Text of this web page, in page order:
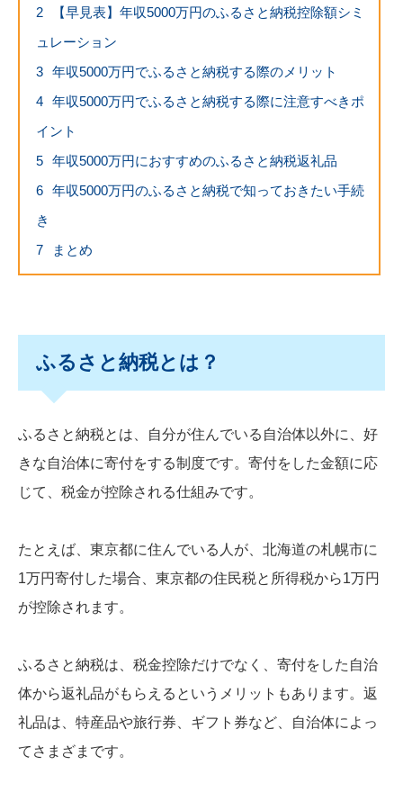
2
【早見表】年収5000万円のふるさと納税控除額シミ
ュレーション
3
年収5000万円でふるさと納税する際のメリット
4
年収5000万円でふるさと納税する際に注意すべきポ
イント
5
年収5000万円におすすめのふるさと納税返礼品
6
年収5000万円のふるさと納税で知っておきたい手続
き
7
まとめ
ふるさと納税とは？
ふるさと納税とは、自分が住んでいる自治体以外に、好
きな自治体に寄付をする制度です。寄付をした金額に応
じて、税金が控除される仕組みです。
たとえば、東京都に住んでいる人が、北海道の札幌市に
1万円寄付した場合、東京都の住民税と所得税から1万円
が控除されます。
ふるさと納税は、税金控除だけでなく、寄付をした自治
体から返礼品がもらえるというメリットもあります。返
礼品は、特産品や旅行券、ギフト券など、自治体によっ
てさまざまです。